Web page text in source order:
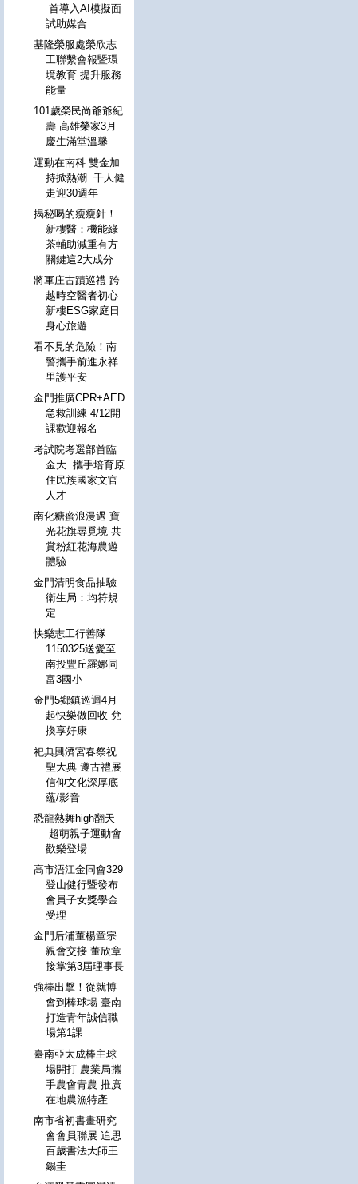
首導入AI模擬面
試助媒合
基隆榮服處榮欣志
工聯繫會報暨環
境教育 提升服務
能量
101歲榮民尚爺爺紀
壽 高雄榮家3月
慶生滿堂溫馨
運動在南科 雙金加
持掀熱潮 千人健
走迎30週年
揭秘喝的瘦瘦針！
新樓醫：機能綠
茶輔助減重有方
關鍵這2大成分
將軍庄古蹟巡禮 跨
越時空醫者初心
新樓ESG家庭日
身心旅遊
看不見的危險！南
警攜手前進永祥
里護平安
金門推廣CPR+AED
急救訓練 4/12開
課歡迎報名
考試院考選部首臨
金大 攜手培育原
住民族國家文官
人才
南化糖蜜浪漫遇 寶
光花旗尋覓境 共
賞粉紅花海農遊
體驗
金門清明食品抽驗
衛生局：均符規
定
快樂志工行善隊
1150325送愛至
南投豐丘羅娜同
富3國小
金門5鄉鎮巡迴4月
起快樂做回收 兌
換享好康
祀典興濟宮春祭祝
聖大典 遵古禮展
信仰文化深厚底
蘊/影音
恐龍熱舞high翻天
超萌親子運動會
歡樂登場
高市浯江金同會329
登山健行暨發布
會員子女獎學金
受理
金門后浦董楊童宗
親會交接 董欣章
接掌第3屆理事長
強棒出擊！從就博
會到棒球場 臺南
打造青年誠信職
場第1課
臺南亞太成棒主球
場開打 農業局攜
手農會青農 推廣
在地農漁特產
南市省初書畫研究
會會員聯展 追思
百歲書法大師王
錫圭